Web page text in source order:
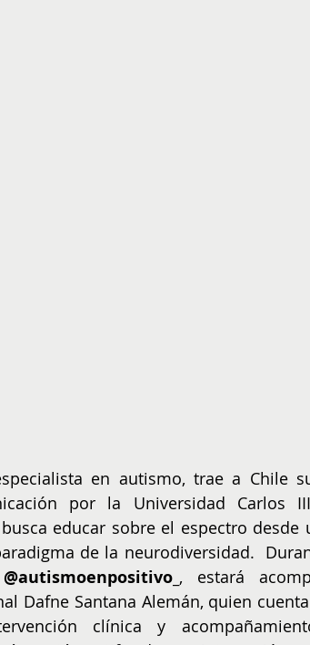
en autismo, trae a Chile
por la Universidad Carlos
educar sobre el espectro desde
de la neurodiversidad.
@autismoenpositivo_ , estará
Dafne Santana Alemán, quien
clínica y